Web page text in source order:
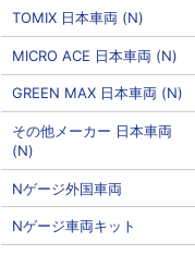
TOMIX 日本車両 (N)
MICRO ACE 日本車両 (N)
GREEN MAX 日本車両 (N)
その他メーカー 日本車両
(N)
Nゲージ外国車両
Nゲージ車両キット